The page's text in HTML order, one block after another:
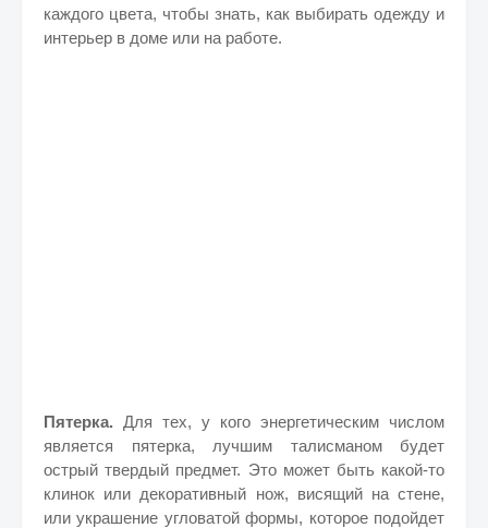
каждого цвета, чтобы знать, как выбирать одежду и
интерьер в доме или на работе.
Пятерка. Для тех, у кого энергетическим числом
является пятерка, лучшим талисманом будет
острый твердый предмет. Это может быть какой-то
клинок или декоративный нож, висящий на стене,
или украшение угловатой формы, которое подойдет